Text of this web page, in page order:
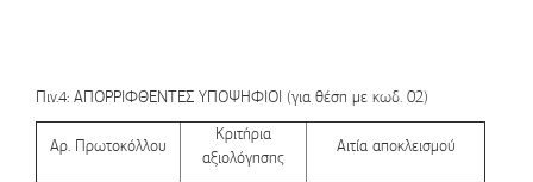
Πιν.4: ΑΠΟΡΡΙΦΘΕΝΤΕΣ ΥΠΟΨΗΦΙΟΙ (για θέση με κωδ. 02)
Αρ. Πρωτοκόλλου
Κριτήρια
αξιολόγησης
Αιτία αποκλεισμού